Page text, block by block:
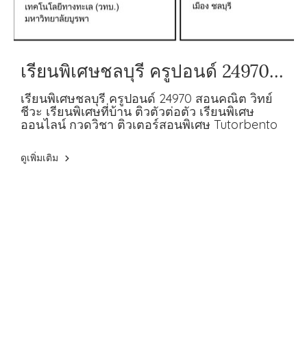
เรียนพิเศษชลบุรี ครูปอนด์ 24970
สอนคณิต วิทย์ ชีวะ
เรียนพิเศษชลบุรี ครูปอนด์ 24970 สอนคณิต วิทย์
ชีวะ เรียนพิเศษที่บ้าน ติวตัวต่อตัว เรียนพิเศษ
ออนไลน์ กวดวิชา ติวเตอร์สอนพิเศษ Tutorbento
ดูเพิ่มเติม